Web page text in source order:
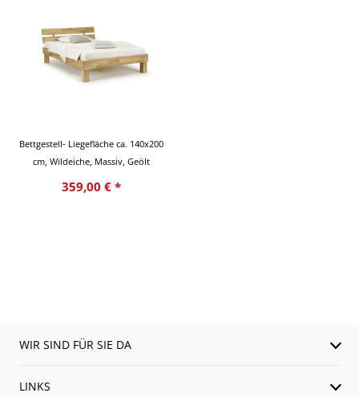
Bettgestell- Liegefläche ca. 140x200
cm, Wildeiche, Massiv, Geölt
359,00 € *
WIR SIND FÜR SIE DA
LINKS